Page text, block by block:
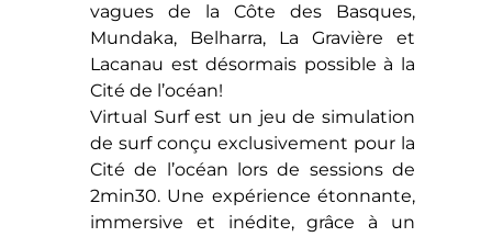
vagues de la Côte des Basques,
Mundaka, Belharra, La Gravière et
Lacanau est désormais possible à la
Cité de l’océan!
Virtual Surf est un jeu de simulation
de surf conçu exclusivement pour la
Cité de l’océan lors de sessions de
2min30. Une expérience étonnante,
immersive et inédite, grâce à un